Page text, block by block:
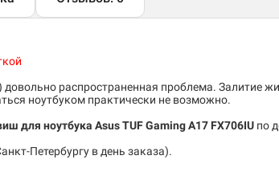
распространенная проблема. Залитие
ноутбуком практически не возможно.
для ноутбука Asus TUF Gaming A17 FX706IU по
Петербургу в день заказа).